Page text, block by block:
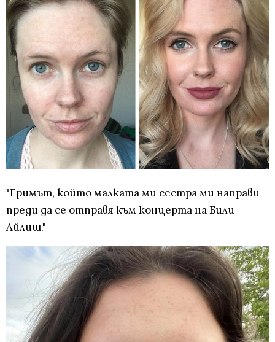
"Гримът, който малката ми сестра ми направи
преди да се отправя към концерта на Били
Айлиш."